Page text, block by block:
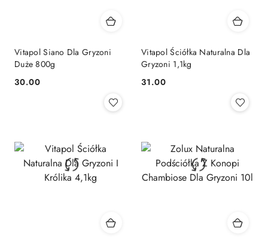
Vitapol Siano Dla Gryzoni
Duże 800g
Cena:
30.00
Vitapol Ściółka Naturalna Dla
Gryzoni 1,1kg
Cena:
31.00